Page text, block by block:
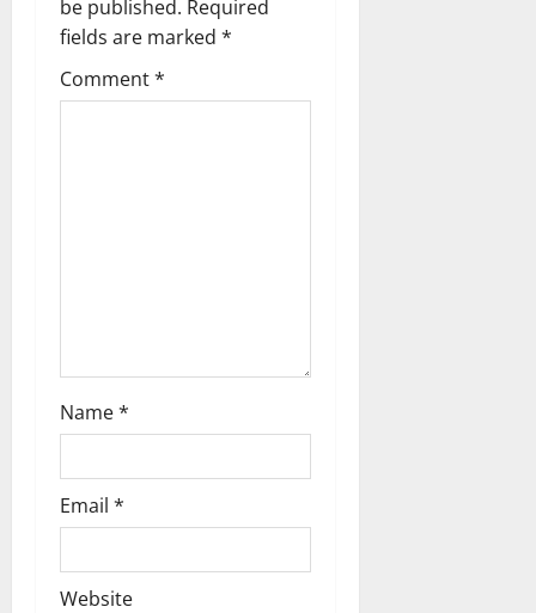
g
a
be published. Required
fields are marked *
Comment*
Name*
Email *
Website